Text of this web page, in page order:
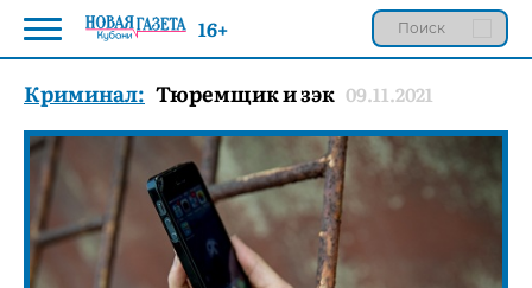
Криминал: Тюремщик и зэк 09.11.2021
16+